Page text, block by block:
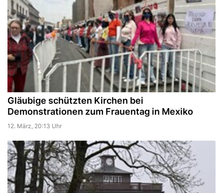
Gläubige schützten Kirchen bei
Demonstrationen zum Frauentag in Mexiko
12. März, 20:13 Uhr